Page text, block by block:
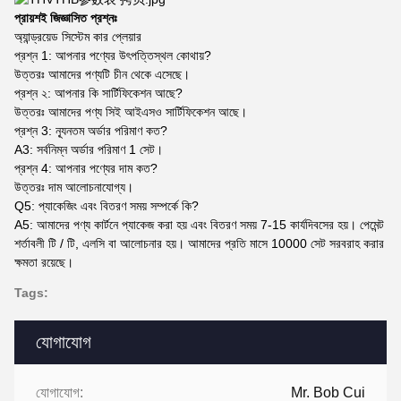
যোগাযোগ
যোগাযোগ: Mr. Bob Cui
প্রায়শই জিজ্ঞাসিত প্রশ্নঃ
অ্যান্ড্রয়েড সিস্টেম কার প্লেয়ার
প্রশ্ন 1: আপনার পণ্যের উৎপত্তিস্থল কোথায়?
উত্তরঃ আমাদের পণ্যটি চীন থেকে এসেছে।
প্রশ্ন ২: আপনার কি সার্টিফিকেশন আছে?
উত্তরঃ আমাদের পণ্য সিই আইএসও সার্টিফিকেশন আছে।
প্রশ্ন 3: ন্যূনতম অর্ডার পরিমাণ কত?
A3: সর্বনিম্ন অর্ডার পরিমাণ 1 সেট।
প্রশ্ন 4: আপনার পণ্যের দাম কত?
উত্তরঃ দাম আলোচনাযোগ্য।
Q5: প্যাকেজিং এবং বিতরণ সময় সম্পর্কে কি?
A5: আমাদের পণ্য কার্টনে প্যাকেজ করা হয় এবং বিতরণ সময় 7-15 কার্যদিবসের হয়। পেমেন্ট
শর্তাবলী টি / টি, এলসি বা আলোচনার হয়। আমাদের প্রতি মাসে 10000 সেট সরবরাহ করার
ক্ষমতা রয়েছে।
Tags: